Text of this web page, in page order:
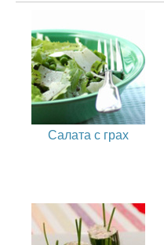
Салата с грах